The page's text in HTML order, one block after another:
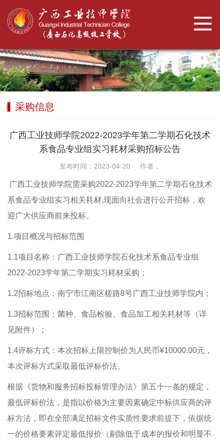
采购信息
广西工业技师学院2022-2023学年第二学期石化技术
系食品专业组实习耗材采购招标公告
发布时间：2023-04-20 作者：
广西工业技师学院需采购2022-2023学年第二学期石化技术
系食品专业组实习相关耗材,现面向社会进行公开招标，欢
迎广大供应商前来投标。
1.项目概况与招标范围
1.1项目名称：广西工业技师学院石化技术系食品专业组
2022-2023学年第二学期实习耗材采购；
1.2招标地点：南宁市江南区槎路8号广西工业技师学院内；
1.3招标范围：菌种、食品检验、食品加工相关耗材等（详
见附件）；
1.4评标方式：本次招标上限控制价为人民币¥10000.00元，
本次评标方式采取最低评标价法。
根据《货物和服务招标投标管理办法》第五十一条的规定，
最低评标价法，是指以价格为主要因素确定中标供应商的评
标方法，即在全部满足招标文件实质性要求前提下，依据统
一的价格要素评定最低报价（剔除低于成本的报价和明显不